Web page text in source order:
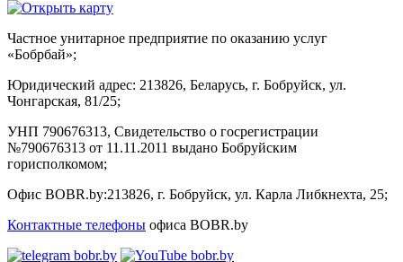
Частное унитарное предприятие по оказанию услуг
«Бобрбай»;
Юридический адрес: 213826, Беларусь, г. Бобруйск, ул.
Чонгарская, 81/25;
УНП 790676313, Свидетельство о госрегистрации
№790676313 от 11.11.2011 выдано Бобруйским
горисполкомом;
Офис BOBR.by:213826, г. Бобруйск, ул. Карла Либкнехта, 25;
Контактные телефоны офиса BOBR.by